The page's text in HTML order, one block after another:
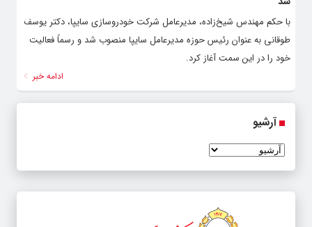
با حکم مهندس شیخ‌زاده، مدیرعامل شرکت خودروسازی سایپا، دکتر یوسف
طوقانی به عنوان رئیس حوزه مدیرعامل سایپا منصوب شد و رسماً فعالیت
خود را در این سمت آغاز کرد.
ادامه خبر
آرشیو